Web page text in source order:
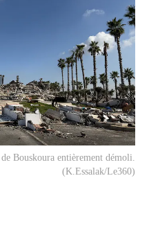
Bouskoura entièrement démoli.
(K.Essalak/Le360)